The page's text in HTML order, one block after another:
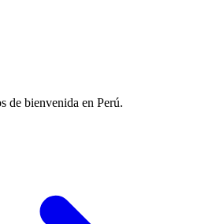
de bienvenida en Perú.